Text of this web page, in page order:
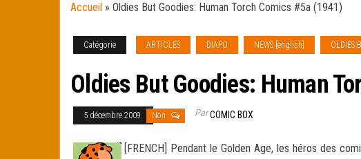
Accueil » Oldies But Goodies: Human Torch Comics #5a (1941)
Catégorie ARTICLES DIAPO NEWS [english] OLDIES
Oldies But Goodies: Human
5 décembre 2009 Non ParCOMIC BOX
[FRENCH] Pendant le Golden Age, les héros des